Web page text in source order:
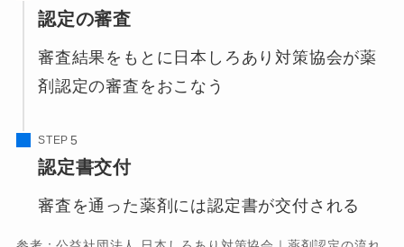
認定の審査
審査結果をもとに日本しろあり対策協会が薬
剤認定の審査をおこなう
STEP
認定書交付
審査を通った薬剤には認定書が交付される